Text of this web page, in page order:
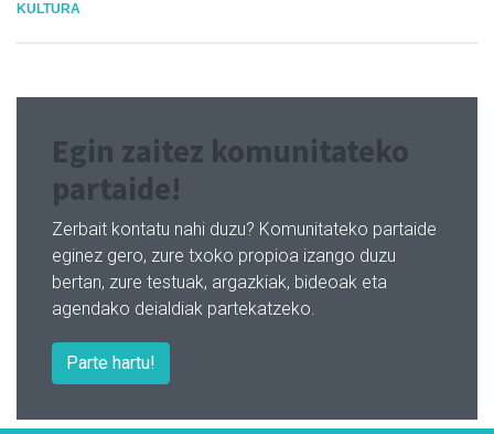
KULTURA
Egin zaitez komunitateko
partaide!
Zerbait kontatu nahi duzu? Komunitateko partaide
eginez gero, zure txoko propioa izango duzu
bertan, zure testuak, argazkiak, bideoak eta
agendako deialdiak partekatzeko.
Parte hartu!